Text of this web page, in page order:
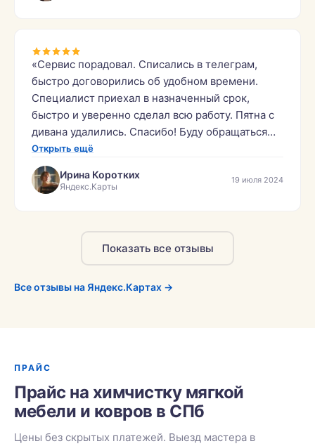
«Сервис порадовал. Списались в телеграм,
быстро договорились об удобном времени.
Специалист приехал в назначенный срок,
быстро и уверенно сделал всю работу. Пятна с
дивана удалились. Спасибо! Буду обращаться
ещё.»
Открыть ещё
Ирина Коротких
Яндекс.Карты
19 июля 2024
Показать все отзывы
Все отзывы на Яндекс.Картах →
ПРАЙС
Прайс на химчистку мягкой
мебели и ковров в СПб
Цены без скрытых платежей. Выезд мастера в